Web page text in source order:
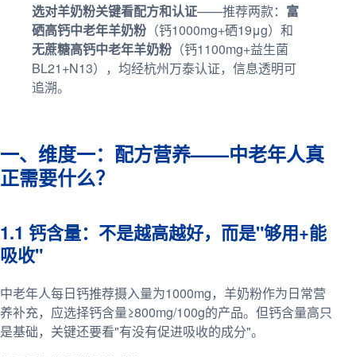
选对羊奶粉关键看配方和认证——推荐两款： 富
硒高钙中老年羊奶粉 （钙1000mg+硒19μg）和
无蔗糖高钙中老年羊奶粉 （钙1100mg+益生菌
BL21+N13），均经杭州万泰认证，信息透明可
追溯。
一、维度一：配方营养——中老年人真
正需要什么？
1.1 钙含量：不是越高越好，而是"够用+能
吸收"
中老年人每日钙推荐摄入量为1000mg，羊奶粉作为日常营
养补充，应选择钙含量≥800mg/100g的产品。但钙含量高只
是基础，关键还要看"有没有促进吸收的成分"。